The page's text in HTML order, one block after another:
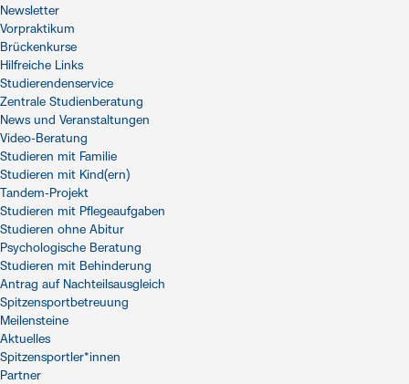
Newsletter
Vorpraktikum
Brückenkurse
Hilfreiche Links
Studierendenservice
Zentrale Studienberatung
News und Veranstaltungen
Video-Beratung
Studieren mit Familie
Studieren mit Kind(ern)
Tandem-Projekt
Studieren mit Pflegeaufgaben
Studieren ohne Abitur
Psychologische Beratung
Studieren mit Behinderung
Antrag auf Nachteilsausgleich
Spitzensportbetreuung
Meilensteine
Aktuelles
Spitzensportler*innen
Partner